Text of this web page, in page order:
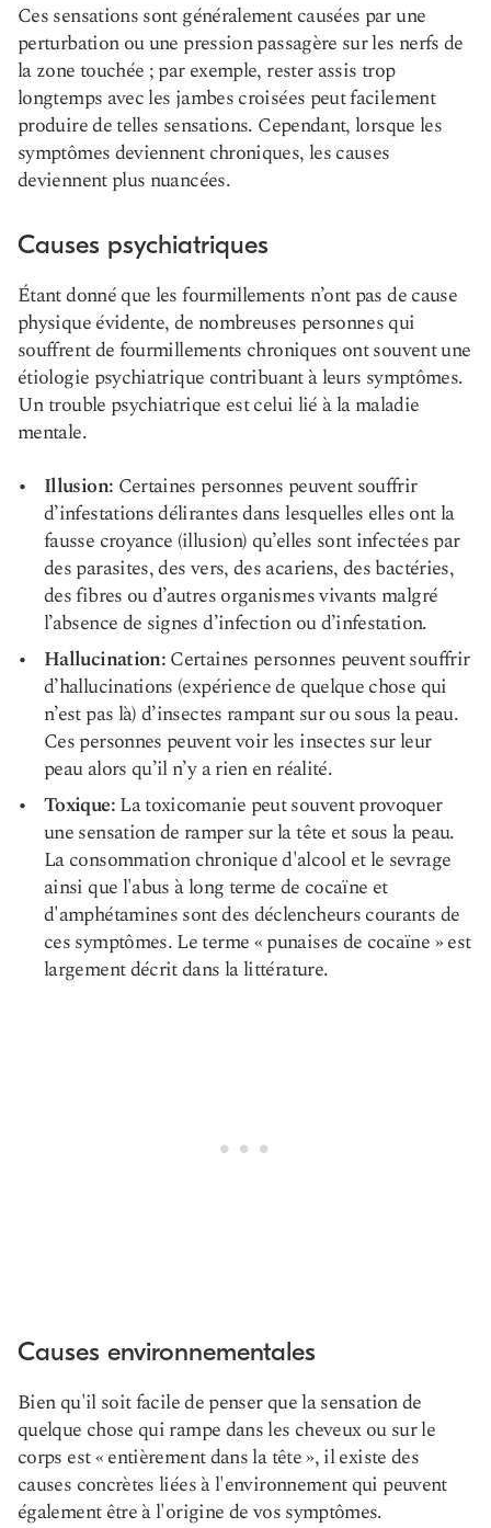
Ces sensations sont généralement causées par une
perturbation ou une pression passagère sur les nerfs de
la zone touchée ; par exemple, rester assis trop
longtemps avec les jambes croisées peut facilement
produire de telles sensations. Cependant, lorsque les
symptômes deviennent chroniques, les causes
deviennent plus nuancées.
Causes psychiatriques
Étant donné que les fourmillements n’ont pas de cause
physique évidente, de nombreuses personnes qui
souffrent de fourmillements chroniques ont souvent une
étiologie psychiatrique contribuant à leurs symptômes.
Un trouble psychiatrique est celui lié à la maladie
mentale.
Illusion: Certaines personnes peuvent souffrir
d’infestations délirantes dans lesquelles elles ont la
fausse croyance (illusion) qu’elles sont infectées par
des parasites, des vers, des acariens, des bactéries,
des fibres ou d’autres organismes vivants malgré
l’absence de signes d’infection ou d’infestation.
Hallucination:Certaines personnes peuvent souffrir
d’hallucinations (expérience de quelque chose qui
n’est pas là) d’insectes rampant sur ou sous la peau.
Ces personnes peuvent voir les insectes sur leur
peau alors qu’il n’y a rien en réalité.
Toxique:La toxicomanie peut souvent provoquer
une sensation de ramper sur la tête et sous la peau.
La consommation chronique d'alcool et le sevrage
ainsi que l'abus à long terme de cocaïne et
d'amphétamines sont des déclencheurs courants de
ces symptômes. Le terme « punaises de cocaïne » est
largement décrit dans la littérature.
Causes environnementales
Bien qu'il soit facile de penser que la sensation de
quelque chose qui rampe dans les cheveux ou sur le
corps est « entièrement dans la tête », il existe des
causes concrètes liées à l'environnement qui peuvent
également être à l'origine de vos symptômes.